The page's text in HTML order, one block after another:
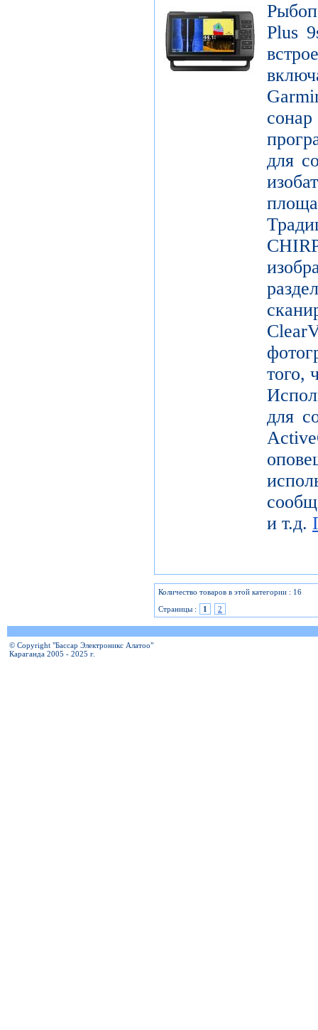
Plus
для
того,
для
и т.д.
Количество товаров в этой категории : 16
Страницы :
1 2
© Copyright "Бассар Электроникс Алатоо"
Караганда 2005 - 2025 г.